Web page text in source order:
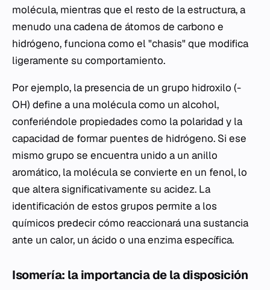
molécula, mientras que el resto de la estructura, a
menudo una cadena de átomos de carbono e
hidrógeno, funciona como el "chasis" que modifica
ligeramente su comportamiento.
Por ejemplo, la presencia de un grupo hidroxilo (-
OH) define a una molécula como un alcohol,
conferiéndole propiedades como la polaridad y la
capacidad de formar puentes de hidrógeno. Si ese
mismo grupo se encuentra unido a un anillo
aromático, la molécula se convierte en un fenol, lo
que altera significativamente su acidez. La
identificación de estos grupos permite a los
químicos predecir cómo reaccionará una sustancia
ante un calor, un ácido o una enzima específica.
Isomería: la importancia de la disposición